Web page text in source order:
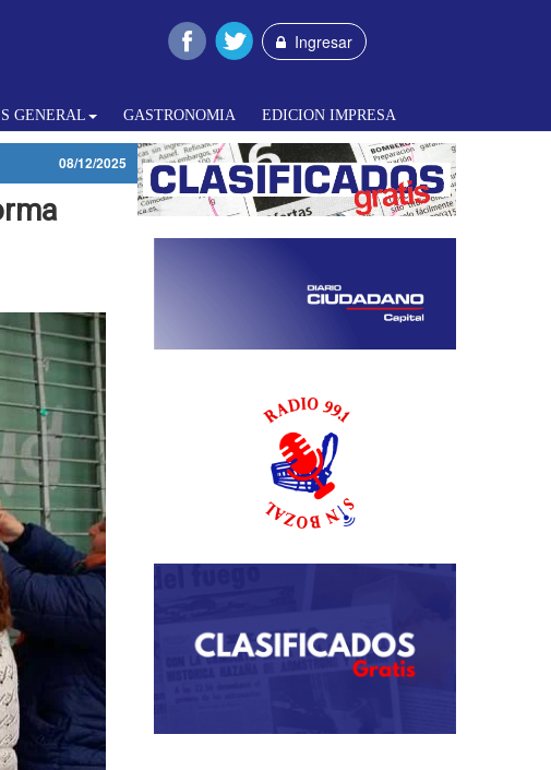
Ingresar
GENERAL GASTRONOMIA EDICION IMPRESA
08/12/2025